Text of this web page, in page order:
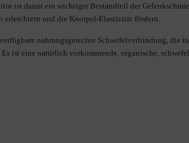
ist damit ein wichtiger Bestandteil der
erleichtern und die Knorpel-Elastizität fördern.
nahrungsgerechte Schwefelverbindung, die
ist eine natürlich vorkommende, organische,